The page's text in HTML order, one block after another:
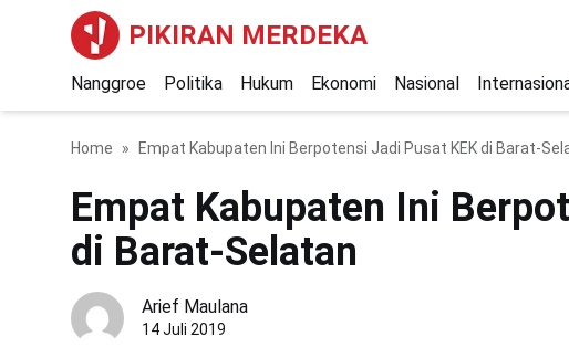
PIKIRAN MERDEKA
Nanggroe Politika Hukum Ekonomi Nasional
Home Empat Kabupaten Ini Berpotensi Jadi Pusat KEK di Barat-
Empat Kabupaten Ini
di Barat-Selatan
Arief Maulana
14 Juli 2019